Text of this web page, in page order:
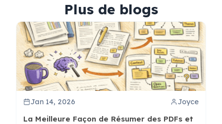
Plus de blogs
Jan 14, 2026 Joyce
La Meilleure Façon de Résumer des PDFs et